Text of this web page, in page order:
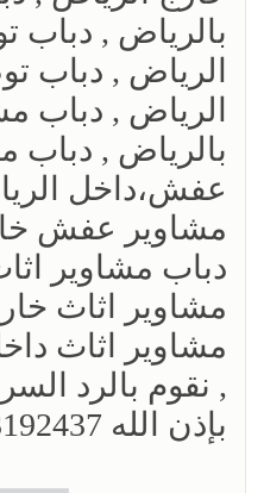
بالرياض , دباب
الرياض , دباب
الرياض , دباب
بالرياض , دباب
عفش،داخل
مشاوير عفش
دباب مشاوير
مشاوير اثاث
مشاوير اثاث
, نقوم بالرد
بإذن الله 0533192437